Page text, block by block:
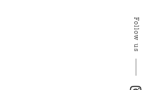
Follow us